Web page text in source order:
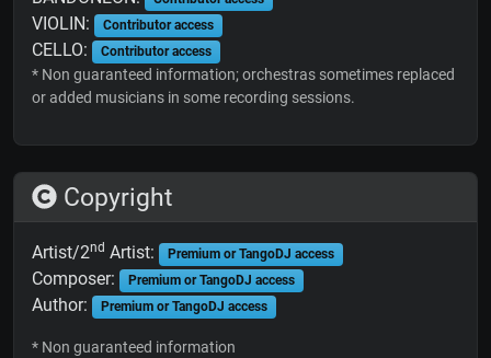
VIOLIN: Contributor access
CELLO: Contributor access
* Non guaranteed information; orchestras sometimes replaced
or added musicians in some recording sessions.
Copyright
Artist/2nd Artist: Premium or TangoDJ access
Composer: Premium or TangoDJ access
Author: Premium or TangoDJ access
* Non guaranteed information